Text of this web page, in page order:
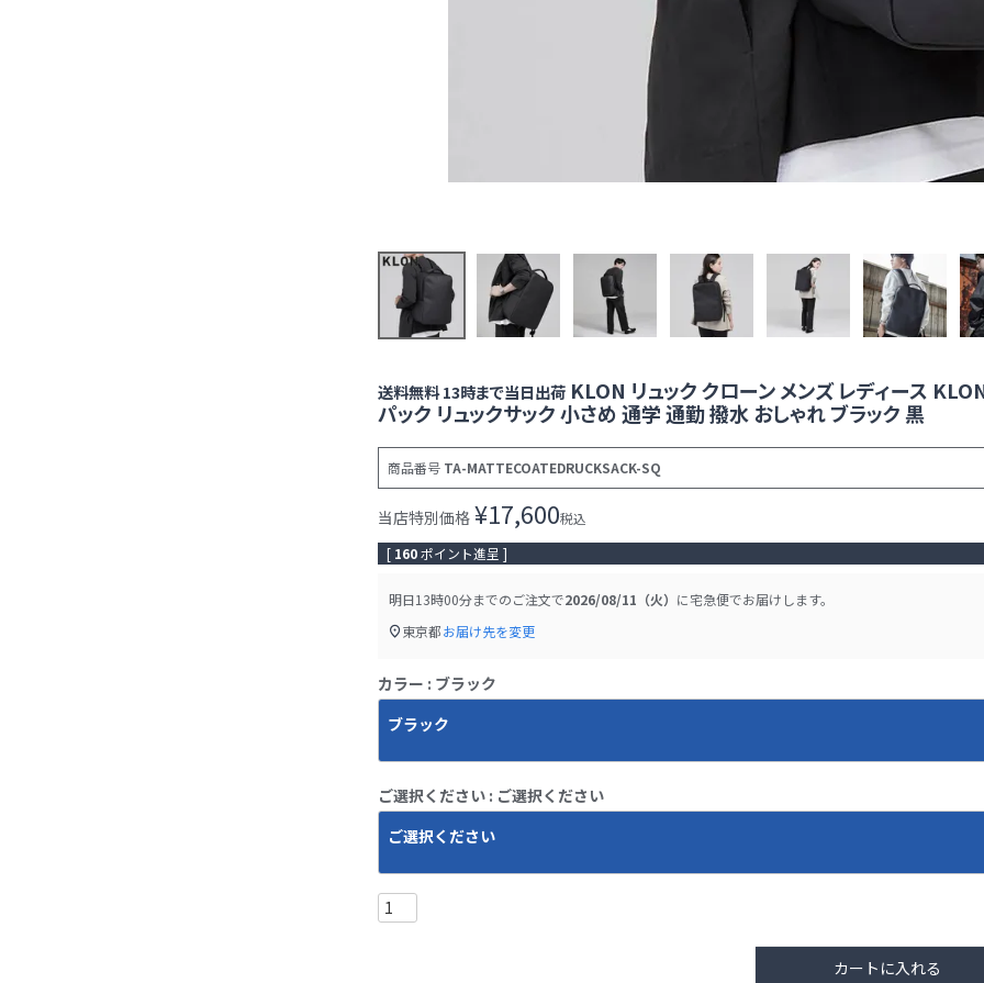
送料無料 13時まで当日出荷 KLON リュック クローン メンズ レディース
パック リュックサック 小さめ 通学 通勤 撥水 おしゃれ ブラック 黒
商品番号 TA-MATTECOATEDRUCKSACK-SQ
当店特別価格 ¥17,600税込
[ 160ポイント進呈 ]
明日13時00分までのご注文で2026/08/11（火） に宅急便でお届けします。
東京都お届け先を変更
カラー ブラック
ブラック
ご選択ください ご選択ください
ご選択ください
カートに入れる